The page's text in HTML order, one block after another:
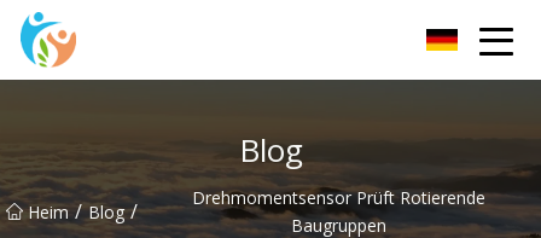
Blog
Heim / Blog /
Drehmomentsensor Prüft Rotierende
Baugruppen